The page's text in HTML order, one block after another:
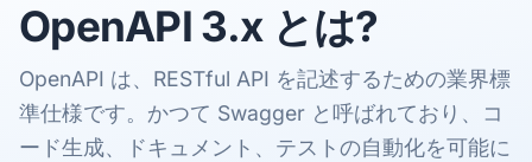
OpenAPI 3.x とは?
OpenAPI は、RESTful API を記述するための業界標
準仕様です。かつて Swagger と呼ばれており、コ
ード生成、ドキュメント、テストの自動化を可能に